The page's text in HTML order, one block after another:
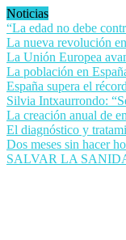
Noticias
“La edad no debe
La nueva revolución
La Unión Europea
La población en
España supera el
Silvia Intxaurrondo:
La creación anual de
El diagnóstico y
Dos meses sin hacer
SALVAR LA